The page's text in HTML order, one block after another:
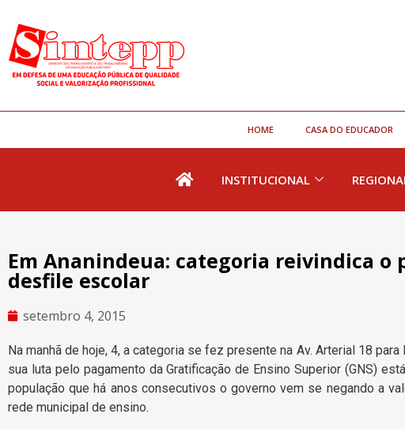
HOME CASA DO EDUCADOR
INSTITUCIONAL
Em Ananindeua: categoria reivindica o
desfile escolar
setembro 4, 2015
Na manhã de hoje, 4, a categoria se fez presente na Av. Arterial 18
sua luta pelo pagamento da Gratificação de Ensino Superior (GNS)
população que há anos consecutivos o governo vem se negando a
rede municipal de ensino.